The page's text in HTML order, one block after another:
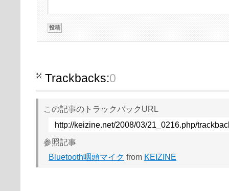
Trackbacks:0
この記事のトラックバックURL
http://keizine.net/2008/03/21_0216.php/
参照記事
Bluetooth咽頭マイク from KEIZINE